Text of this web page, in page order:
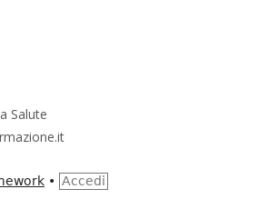
Salute
• Accedi